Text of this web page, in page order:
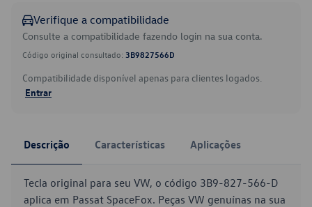
Verifique a compatibilidade
Consulte a compatibilidade fazendo login na sua conta.
Código original consultado: 3B9827566D
Compatibilidade disponível apenas para clientes logados.
Entrar
Descrição Características Aplicações
Tecla original para seu VW, o código 3B9-827-566-D
aplica em Passat SpaceFox. Peças VW genuínas na sua